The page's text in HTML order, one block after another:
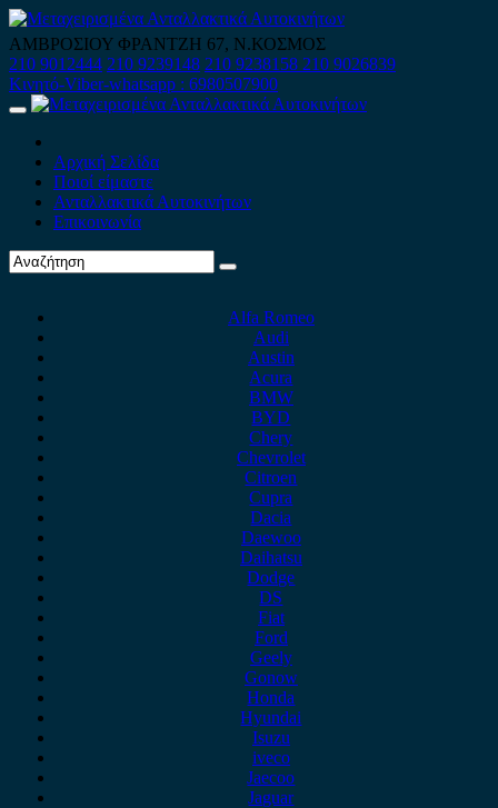
Skip
to
content
ΑΜΒΡΟΣΙΟΥ ΦΡΑΝΤΖΗ 67, Ν.ΚΟΣΜΟΣ
210 9012444 210 9239148 210 9238158 210 9026839
Κινητό-Viber-whatsapp : 6980507900
Primary
Αρχική Σελίδα
Ποιοί είμαστε
Ανταλλακτικά Αυτοκινήτων
Επικοινωνία
Alfa Romeo
Audi
Austin
Acura
BMW
BYD
Chery
Chevrolet
Citroen
Cupra
Dacia
Daewoo
Daihatsu
Dodge
DS
Fiat
Ford
Geely
Gonow
Honda
Hyundai
Isuzu
iveco
Jaecoo
Jaguar